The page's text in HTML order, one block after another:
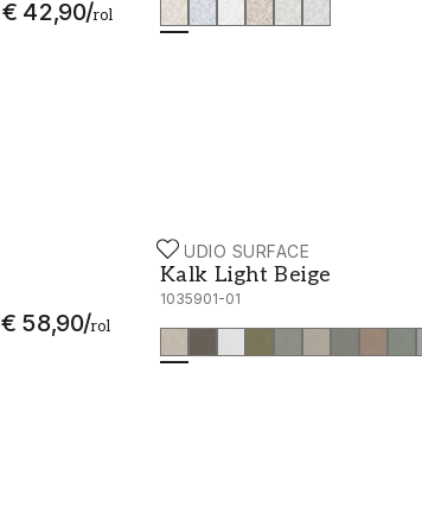
€ 42,90/rol
€ 58,90/rol
STUDIO SURFACE
Kalk Light Beige
1035901-01
Kalk Light Beige - 1035901-01